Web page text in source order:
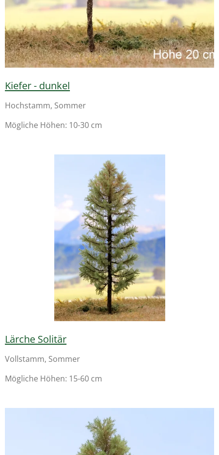
Kiefer - dunkel
Hochstamm, Sommer
Mögliche Höhen: 10-30 cm
Lärche Solitär
Vollstamm, Sommer
Mögliche Höhen: 15-60 cm